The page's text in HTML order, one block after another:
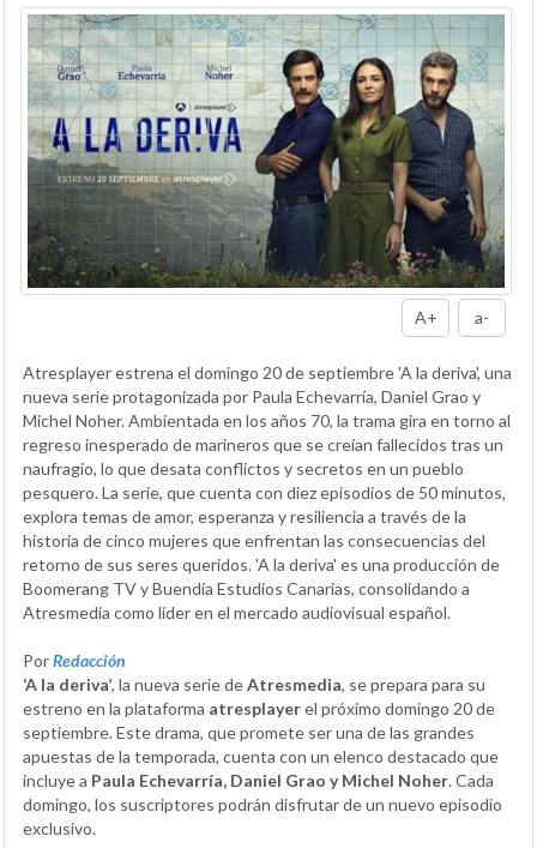
A+ a-
Atresplayer estrena el domingo 20 de septiembre 'A la deriva', una
nueva serie protagonizada por Paula Echevarría, Daniel Grao y
Michel Noher. Ambientada en los años 70, la trama gira en torno al
regreso inesperado de marineros que se creían fallecidos tras un
naufragio, lo que desata conflictos y secretos en un pueblo
pesquero. La serie, que cuenta con diez episodios de 50 minutos,
explora temas de amor, esperanza y resiliencia a través de la
historia de cinco mujeres que enfrentan las consecuencias del
retorno de sus seres queridos. 'A la deriva' es una producción de
Boomerang TV y Buendía Estudios Canarias, consolidando a
Atresmedia como líder en el mercado audiovisual español.
PorRedacción
‘A la deriva’, la nueva serie deAtresmedia, se prepara para su
estreno en la plataforma atresplayerel próximo domingo 20 de
septiembre. Este drama, que promete ser una de las grandes
apuestas de la temporada, cuenta con un elenco destacado que
incluye a Paula Echevarría, Daniel Grao y Michel Noher. Cada
domingo, los suscriptores podrán disfrutar de un nuevo episodio
exclusivo.